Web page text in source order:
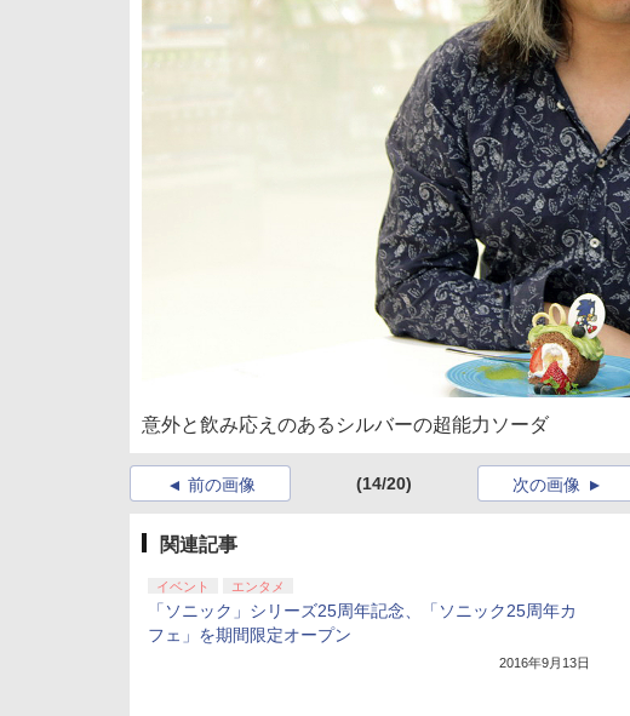
意外と飲み応えのあるシルバーの超能力ソーダ
前の画像 (14/20) 次の画像
関連記事
イベント エンタメ
「ソニック」シリーズ25周年記念、「ソニック25周年カ
フェ」を期間限定オープン
2016年9月13日